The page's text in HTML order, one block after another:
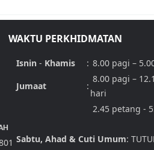
WAKTU PERKHIDMATAN
Isnin- Khamis : 8.00 pagi –
Jumaat
:
8.00 pagi –
hari
2.45 petang -
Sabtu, Ahad & Cuti Umum: